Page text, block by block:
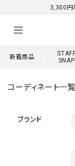
3,300円
新着商品
STAFF
SNAP
コーディネート一覧
ブランド